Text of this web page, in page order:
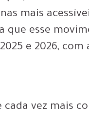
mais
que esse
e 2026, com
vez mais